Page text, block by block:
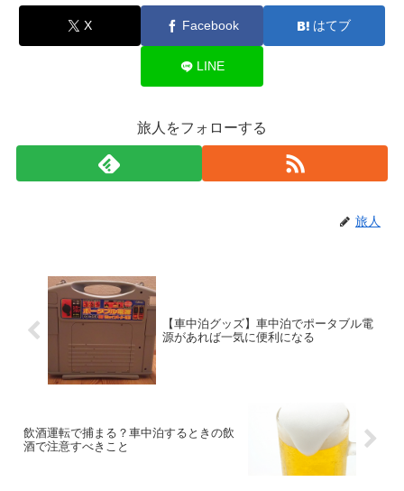
X Facebook はてブ
LINE
旅人をフォローする
旅人
【車中泊グッズ】車中泊でポータブル電
源があれば一気に便利になる
飲酒運転で捕まる？車中泊するときの飲
酒で注意すべきこと